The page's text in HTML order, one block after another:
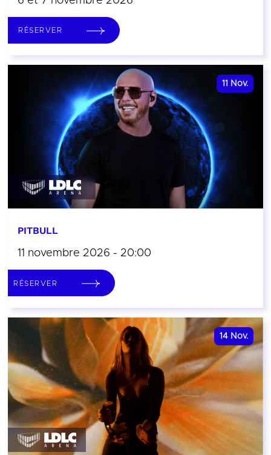
RÉSERVER
11 Nov.
PITBULL
11 novembre 2026 - 20:00
RÉSERVER
14 Nov.